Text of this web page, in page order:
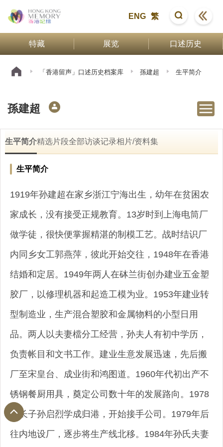
ENG 繁
特藏 展览 口述历史
「香港留声」口述历史档案库 孫建超 生平简介
孫建超
生平简介精选片段全部访谈记录相片/资料集
生平简介
1919年孙建超在家乡浙江宁海出生，幼年在贫困农
家成长，没有接受正规教育。13岁时到上海电筒厂
做学徒，很快便掌握精湛的制模工艺。战时结识厂
内同乡女工郭燕萍，彼此开始交往，1948年在香港
结婚和定居。1949年两人在砵兰街创办建业五金塑
胶厂，以修理机器和起造工模为业。1953年建业转
型制造业，生产混合塑胶和金属物料的小型日用
品。两人以夫妻檔分工经营，孙夫人有初中学历，
负责帐目和文书工作。建业生意发展迅速，先后搬
厂至宋皇台、成业街和鸿图道。1960年代初出产不
锈钢餐厨用具，奠定公司数十年的发展路向。1978
年长子孙启烈学成归港，开始接手公司。1979年后
往内地设厂，逐步将生产线北移。1984年孙氏夫妻